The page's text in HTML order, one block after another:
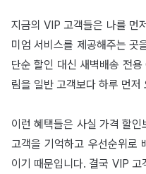
지금의 VIP 고객들은 나를 먼
미엄 서비스를 제공해주는 곳
단순 할인 대신 새벽배송 전
림을 일반 고객보다 하루 먼
이런 혜택들은 사실 가격 할
고객을 기억하고 우선순위로
이기 때문입니다. 결국 VIP